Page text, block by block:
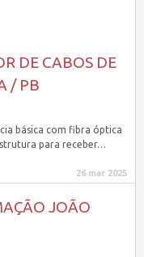
DE CABOS DE
/ PB
básica com fibra óptica
para receber…
26 mar 2025
JOÃO